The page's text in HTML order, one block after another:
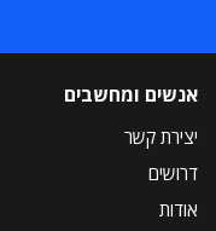
אנשים ומחשבים
יצירת קשר
דרושים
אודות